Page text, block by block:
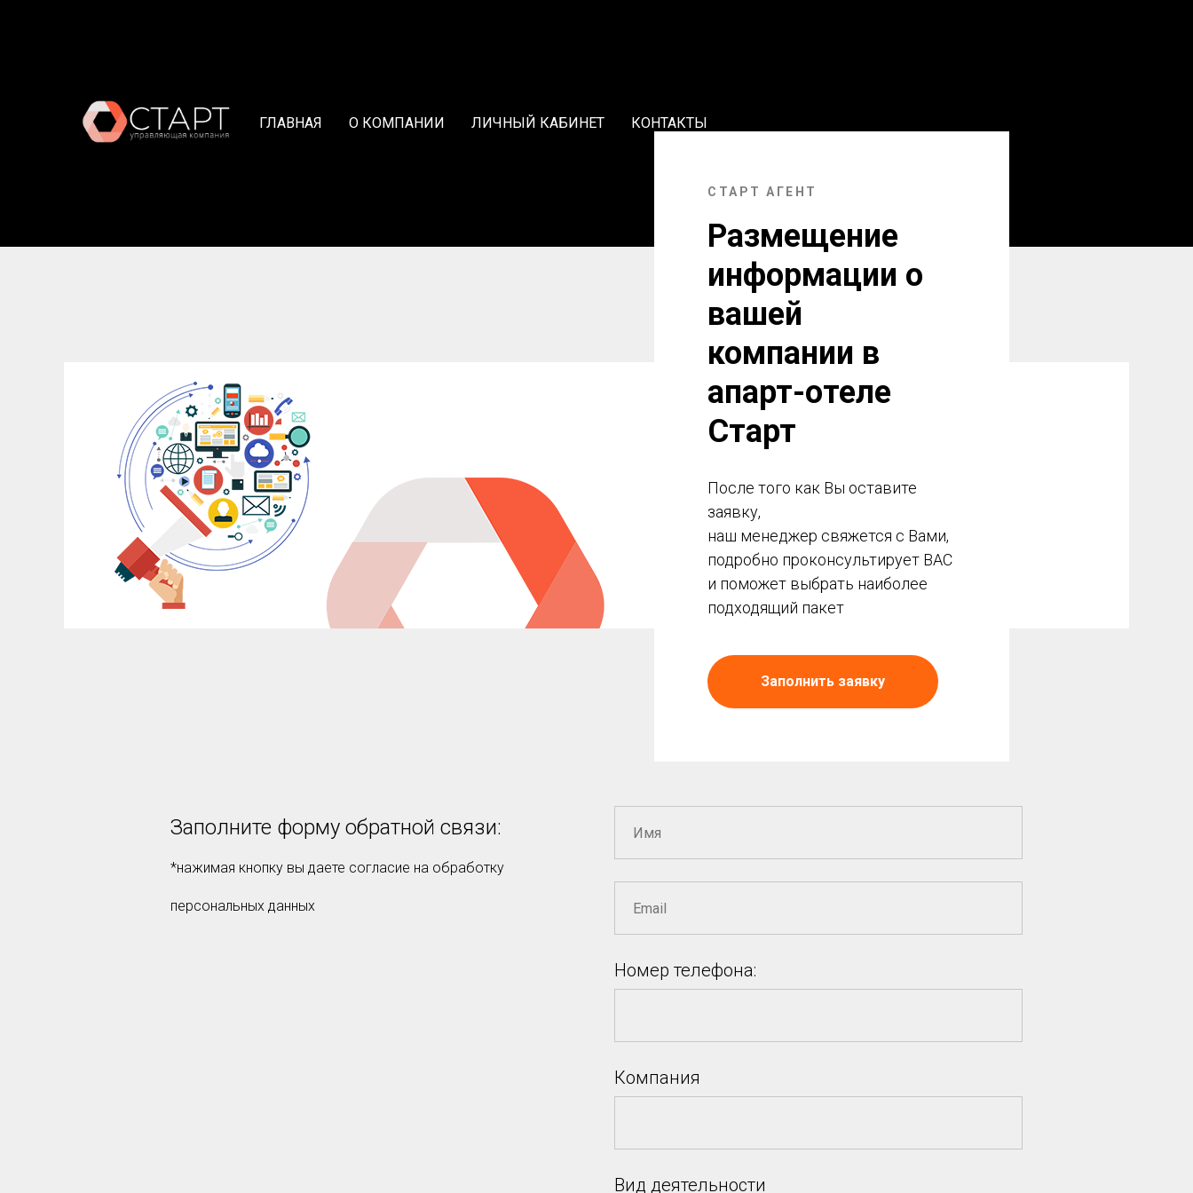
ГЛАВНАЯ О КОМПАНИИ ЛИЧНЫЙ КАБИНЕТ КОНТАКТЫ
СТАРТ АГЕНТ
Размещение
информации о
вашей
компании в
апарт-отеле
Старт
После того как Вы оставите
заявку,
наш менеджер свяжется с Вами,
подробно проконсультирует ВАС
и поможет выбрать наиболее
подходящий пакет
Заполнить заявку
Заполните форму обратной связи:
*нажимая кнопку вы даете согласие на обработку
персональных данных
Номер телефона:
Компания
Вид деятельности